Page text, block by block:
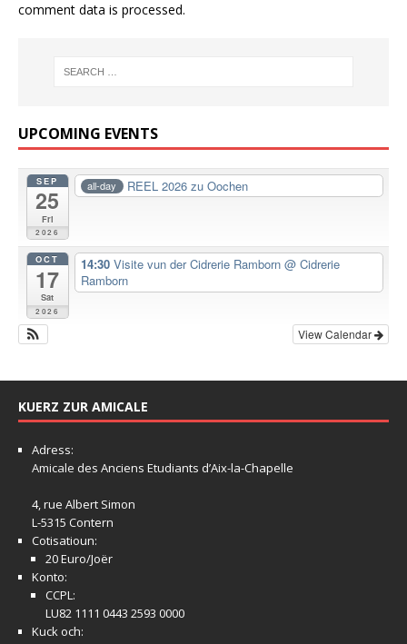
comment data is processed.
UPCOMING EVENTS
SEP
25
Fri
2026
all-day REEL 2026 zu Oochen
OCT
17
Sat
2026
14:30 Visite vun der Cidrerie Ramborn @ Cidrerie
Ramborn
View Calendar
KUERZ ZUR AMICALE
Adress:
Amicale des Anciens Etudiants d’Aix-la-Chapelle
4, rue Albert Simon
L-5315 Contern
Cotisatioun:
20 Euro/Joër
Konto:
CCPL:
LU82 1111 0443 2593 0000
Kuck och: